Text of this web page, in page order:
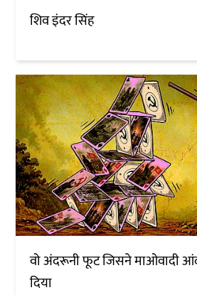
शिव इंदर सिंह
वो अंदरूनी फूट जिसने माओवादी
दिया